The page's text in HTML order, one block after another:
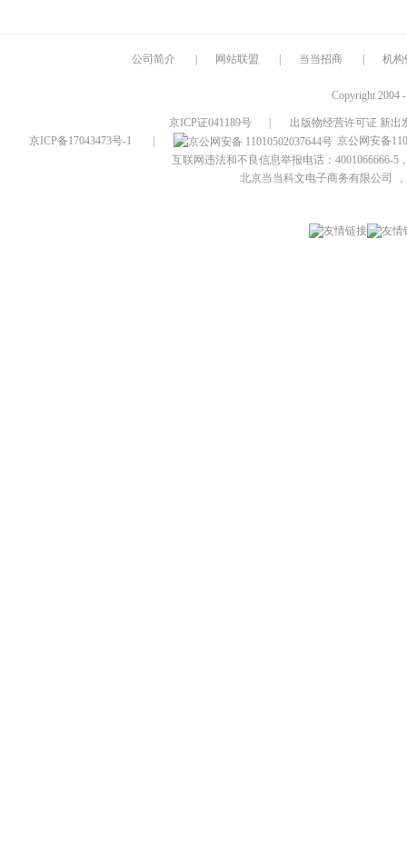
公司简介 网站联盟 当当招商 机构
Copyright 2004
京ICP证041189号
出版物经营许可证 新出
京ICP备17043473号-1
京公网安备
互联网违法和不良信息举报电话：4001066666-5
北京当当科文电子商务有限公司